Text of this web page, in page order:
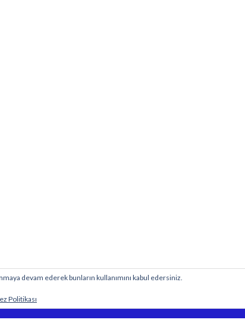
aittir.
devam ederek bunların kullanımını kabul edersiniz.
Politikası